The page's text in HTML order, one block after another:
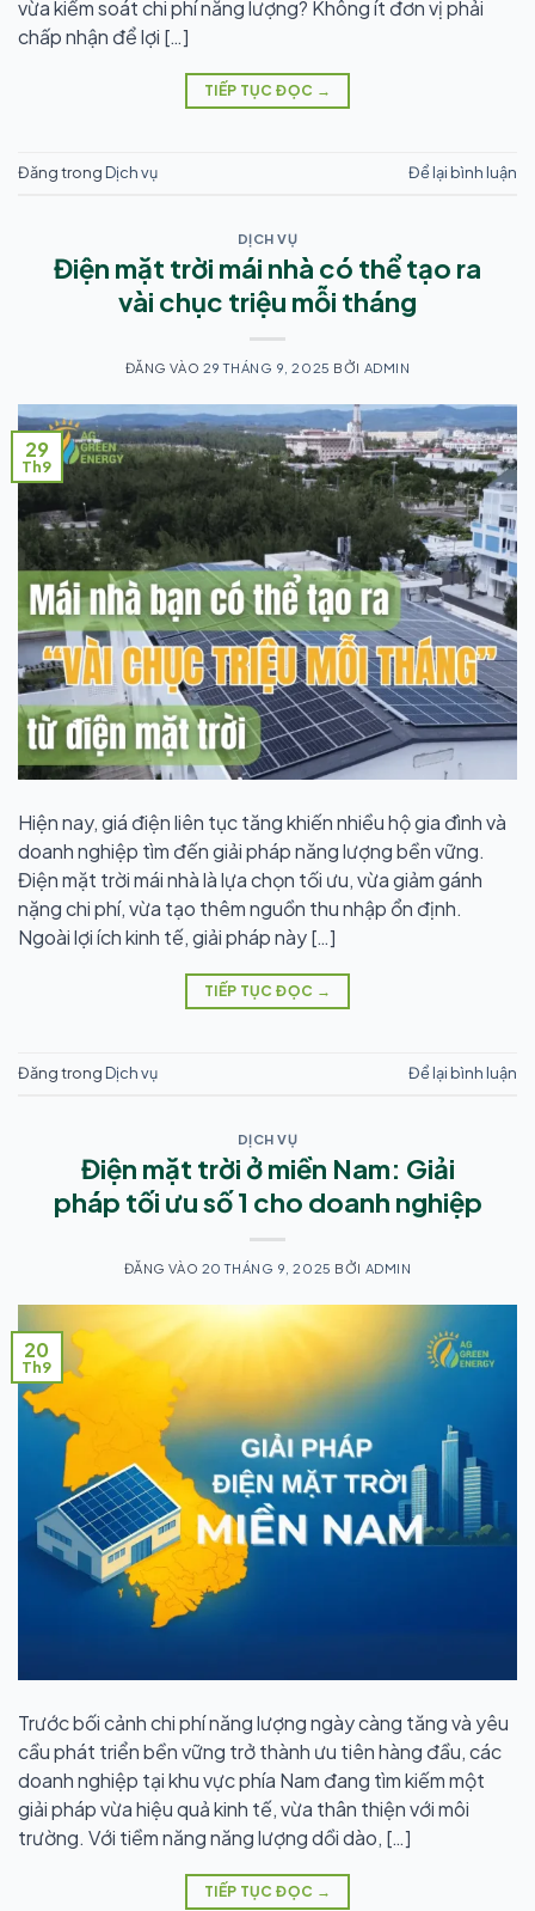
vừa kiểm soát chi phí năng lượng? Không ít đơn vị phải
chấp nhận để lợi […]
TIẾP TỤC ĐỌC →
Đăng trong Dịch vụ Để lại bình luận
DỊCH VỤ
Điện mặt trời mái nhà có thể tạo ra
vài chục triệu mỗi tháng
ĐĂNG VÀO 29 THÁNG 9, 2025 BỞI ADMIN
29
Th9
Hiện nay, giá điện liên tục tăng khiến nhiều hộ gia đình và
doanh nghiệp tìm đến giải pháp năng lượng bền vững.
Điện mặt trời mái nhà là lựa chọn tối ưu, vừa giảm gánh
nặng chi phí, vừa tạo thêm nguồn thu nhập ổn định.
Ngoài lợi ích kinh tế, giải pháp này […]
TIẾP TỤC ĐỌC →
Đăng trong Dịch vụ Để lại bình luận
DỊCH VỤ
Điện mặt trời ở miền Nam: Giải
pháp tối ưu số 1 cho doanh nghiệp
ĐĂNG VÀO 20 THÁNG 9, 2025 BỞI ADMIN
20
Th9
Trước bối cảnh chi phí năng lượng ngày càng tăng và yêu
cầu phát triển bền vững trở thành ưu tiên hàng đầu, các
doanh nghiệp tại khu vực phía Nam đang tìm kiếm một
giải pháp vừa hiệu quả kinh tế, vừa thân thiện với môi
trường. Với tiềm năng năng lượng dồi dào, […]
TIẾP TỤC ĐỌC →